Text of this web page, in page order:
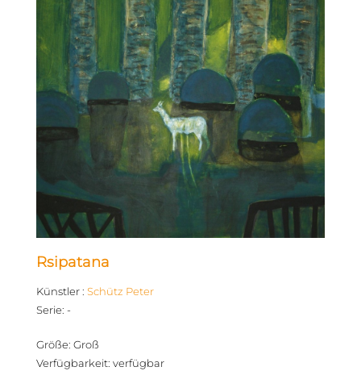
Rsipatana
Künstler: Schütz Peter
Serie: -
Größe: Groß
Verfügbarkeit: verfügbar